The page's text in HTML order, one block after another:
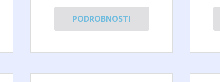
PODROBNOSTI